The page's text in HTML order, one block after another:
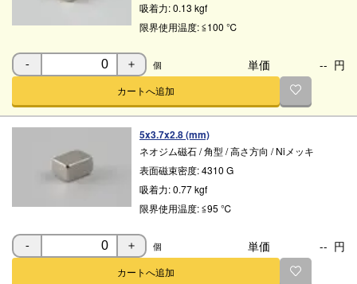
吸着力:0.13 kgf
限界使用温度:≦100 ℃
- ＋ 個 単価 -- 円
カートへ追加
5x3.7x2.8 (mm)
ネオジム磁石/角型 /高さ方向 / Niメッキ
表面磁束密度:4310 G
吸着力:0.77 kgf
限界使用温度:≦95 ℃
- ＋ 個 単価 -- 円
カートへ追加